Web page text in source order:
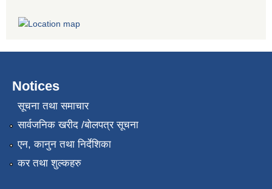
Notices
सूचना तथा समाचार
सार्वजनिक खरीद /बोलपत्र सूचना
एन, कानुन तथा निर्देशिका
कर तथा शुल्कहरु